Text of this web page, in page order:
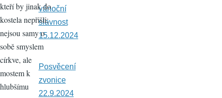
kteří by jinak do
kostela nepřišli;
nejsou samy o
sobě smyslem
církve, ale
mostem k
hlubšímu
vánoční
slavnost
15.12.2024
Posvěcení
zvonice
22.9.2024